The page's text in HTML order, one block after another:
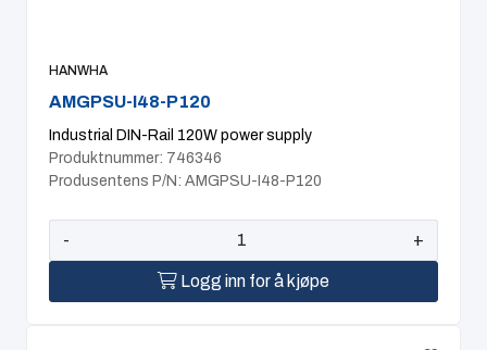
HANWHA
AMGPSU-I48-P120
Industrial DIN-Rail 120W power supply
Produktnummer: 746346
Produsentens P/N: AMGPSU-I48-P120
- +
Logg inn for å kjøpe